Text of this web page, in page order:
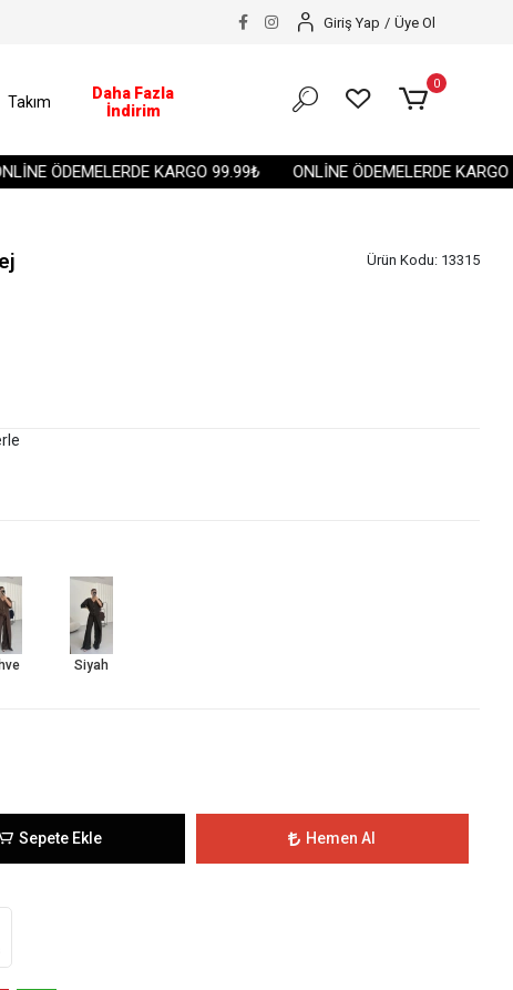
ÖDEMELERDE KARGO 99.99₺ ONLİNE ÖDEMELERDE KARGO
Giriş Yap / Üye Ol
Takım
Daha Fazla
İndirim
0
Ürün Kodu: 13315
Siyah
Sepete Ekle Hemen Al